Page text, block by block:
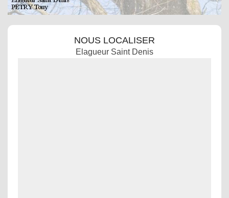
NOUS LOCALISER
Elagueur Saint Denis